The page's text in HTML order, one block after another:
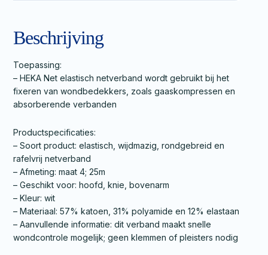
Beschrijving
Toepassing:
– HEKA Net elastisch netverband wordt gebruikt bij het
fixeren van wondbedekkers, zoals gaaskompressen en
absorberende verbanden
Productspecificaties:
– Soort product: elastisch, wijdmazig, rondgebreid en
rafelvrij netverband
– Afmeting: maat 4; 25m
– Geschikt voor: hoofd, knie, bovenarm
– Kleur: wit
– Materiaal: 57% katoen, 31% polyamide en 12% elastaan
– Aanvullende informatie: dit verband maakt snelle
wondcontrole mogelijk; geen klemmen of pleisters nodig